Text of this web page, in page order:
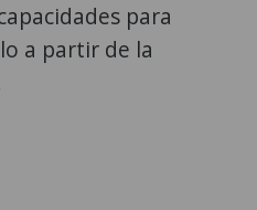
para
a partir de la